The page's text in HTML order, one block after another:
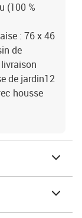
(100 %
: 76 x 46
de
de jardin12
housse